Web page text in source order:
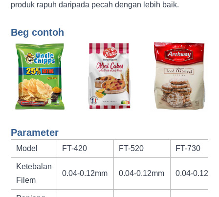
produk rapuh daripada pecah dengan lebih baik.
Beg contoh
Parameter
Model FT-420 FT-520 FT-730
Ketebalan
Filem
0.04-0.12mm 0.04-0.12mm 0.04-